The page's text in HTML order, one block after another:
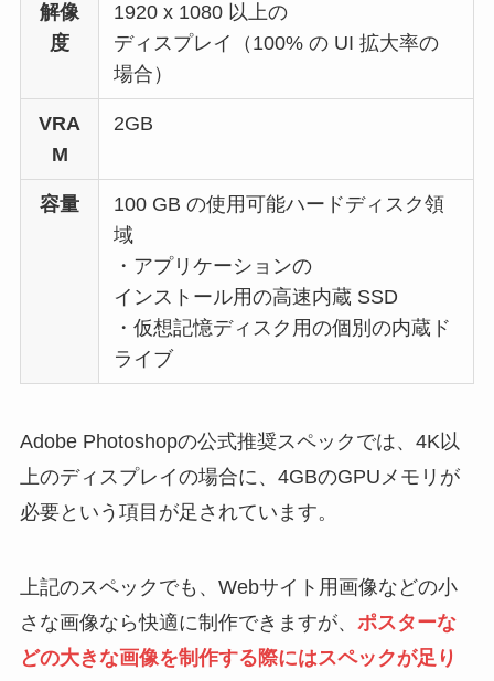
解像
度
1920 x 1080 以上の
ディスプレイ（100% の UI 拡大率の
場合）
VRA
M
2GB
容量
100 GB の使用可能ハードディスク領
域
・アプリケーションの
インストール用の高速内蔵 SSD
・仮想記憶ディスク用の個別の内蔵ド
ライブ
Adobe Photoshopの公式推奨スペックでは、4K以
上のディスプレイの場合に、4GBのGPUメモリが
必要という項目が足されています。
上記のスペックでも、Webサイト用画像などの小
さな画像なら快適に制作できますが、 ポスターな
どの大きな画像を制作する際にはスペックが足り